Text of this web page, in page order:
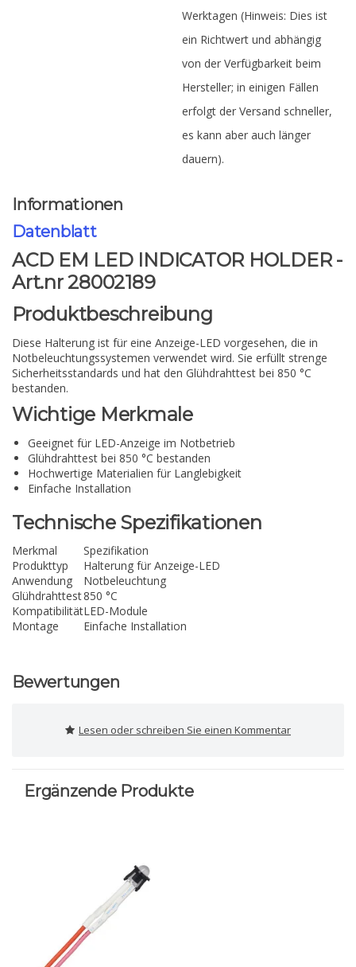
Werktagen (Hinweis: Dies ist
ein Richtwert und abhängig
von der Verfügbarkeit beim
Hersteller; in einigen Fällen
erfolgt der Versand schneller,
es kann aber auch länger
dauern).
Informationen
Datenblatt
ACD EM LED INDICATOR HOLDER -
Art.nr 28002189
Produktbeschreibung
Diese Halterung ist für eine Anzeige-LED vorgesehen, die in
Notbeleuchtungssystemen verwendet wird. Sie erfüllt strenge
Sicherheitsstandards und hat den Glühdrahttest bei 850 °C
bestanden.
Wichtige Merkmale
Geeignet für LED-Anzeige im Notbetrieb
Glühdrahttest bei 850 °C bestanden
Hochwertige Materialien für Langlebigkeit
Einfache Installation
Technische Spezifikationen
Merkmal
Spezifikation
Produkttyp
Halterung für Anzeige-LED
Anwendung
Notbeleuchtung
Glühdrahttest850 °C
KompatibilitätLED-Module
Montage
Einfache Installation
Bewertungen
Lesen oder schreiben Sie einen Kommentar
Ergänzende Produkte